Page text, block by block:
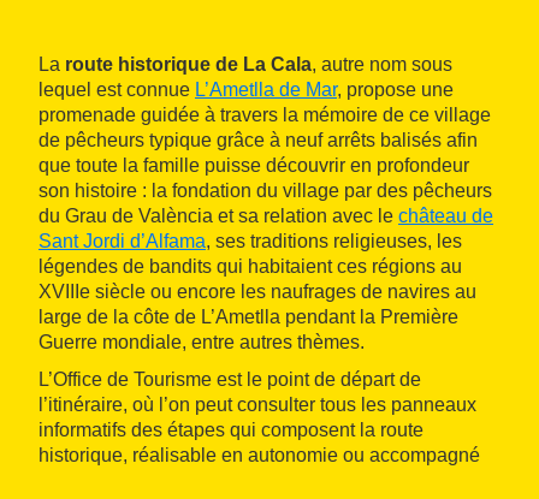
La route historique de La Cala, autre nom sous
lequel est connue L’Ametlla de Mar, propose une
promenade guidée à travers la mémoire de ce village
de pêcheurs typique grâce à neuf arrêts balisés afin
que toute la famille puisse découvrir en profondeur
son histoire : la fondation du village par des pêcheurs
du Grau de València et sa relation avec le château de
Sant Jordi d’Alfama, ses traditions religieuses, les
légendes de bandits qui habitaient ces régions au
XVIIIe siècle ou encore les naufrages de navires au
large de la côte de L’Ametlla pendant la Première
Guerre mondiale, entre autres thèmes.
L’Office de Tourisme est le point de départ de
l’itinéraire, où l’on peut consulter tous les panneaux
informatifs des étapes qui composent la route
historique, réalisable en autonomie ou accompagné